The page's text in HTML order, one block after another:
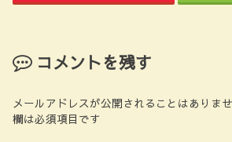
コメントを残す
メールアドレスが公開されることはありませ
欄は必須項目です